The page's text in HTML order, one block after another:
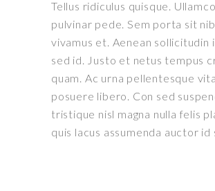
Tellus ridiculus quisque.
pulvinar pede. Sem porta sit
vivamus et. Aenean sollicitudin
sed id. Justo et netus tempus
quam. Ac urna pellentesque
posuere libero. Con sed
tristique nisl magna nulla felis
quis lacus assumenda auctor id